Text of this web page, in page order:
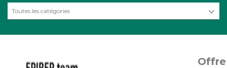
Toutes les catégories